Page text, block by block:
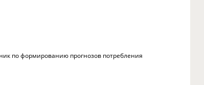
по формированию прогнозов потребления